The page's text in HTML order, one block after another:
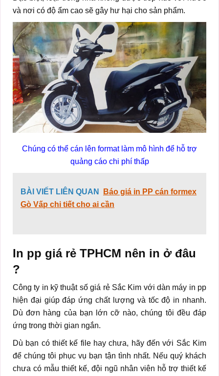
và nơi có độ ẩm cao sẽ gây hư hại cho sản phẩm.
Chúng có thể cán lên format làm mô hình để hỗ trợ
quảng cáo chi phí thấp
BÀI VIẾT LIÊN QUAN
Báo giá in PP cán formex
Gò Vấp chi tiết cho ai cần
In pp giá rẻ TPHCM nên in ở đâu
?
Công ty in kỹ thuật số giá rẻ Sắc Kim với dàn máy in pp
hiện đại giúp đáp ứng chất lượng và tốc độ in nhanh.
Dù đơn hàng của bạn lớn cỡ nào, chúng tôi đều đáp
ứng trong thời gian ngắn.
Dù bạn có thiết kế file hay chưa, hãy đến với Sắc Kim
để chúng tôi phục vụ bạn tận tình nhất. Nếu quý khách
chưa có mẫu thiết kế, đội ngũ nhân viên hỗ trợ thiết kế